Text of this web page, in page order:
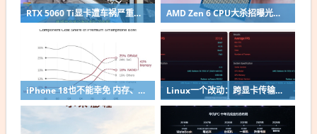
RTX 5060 Ti显卡遭车祸严重变形：因PCB短未伤到核心成功修复 AMD Zen 6 CPU大杀招曝光：不再无脑全核拉满！
iPhone 18也不能幸免 内存、闪存吞噬手机利润：成本占到43% Linux一个改动：跨显卡传输性能涨超80%！